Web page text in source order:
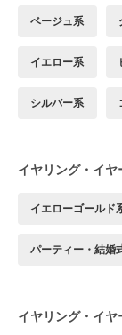
ベージュ系
イエロー系
シルバー系
イヤリング・イ
イエローゴールド
パーティー・結婚
イヤリング・イ